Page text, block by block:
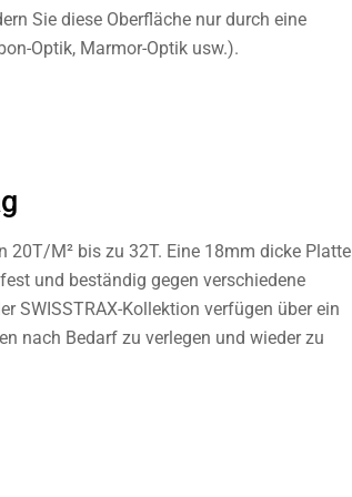
Sie diese Oberfläche nur durch eine
Optik, Marmor-Optik usw.).
20T/M² bis zu 32T. Eine 18mm dicke Platte
und beständig gegen verschiedene
SWISSTRAX-Kollektion verfügen über ein
nach Bedarf zu verlegen und wieder zu